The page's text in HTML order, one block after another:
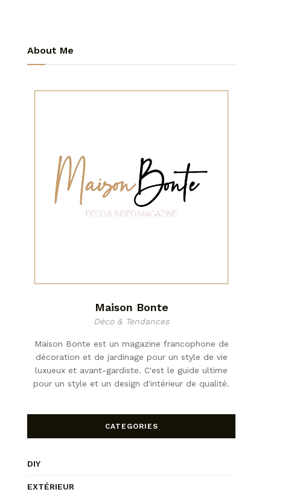
About Me
Maison Bonte
Déco & Tendances
Maison Bonte est un magazine francophone de
décoration et de jardinage pour un style de vie
luxueux et avant-gardiste. C'est le guide ultime
pour un style et un design d'intérieur de qualité.
CATEGORIES
DIY
EXTÉRIEUR